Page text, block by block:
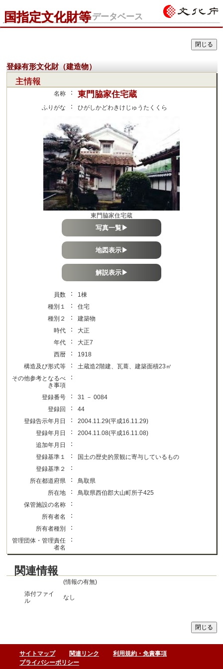
国指定文化財等データベース
登録有形文化財（建造物）
主情報
名称 ： 東門脇家住宅蔵
ふりがな ： ひがしかどわきけじゅうたくくら
東門脇家住宅蔵
写真一覧▶
地図表示▶
解説表示▶
員数 ：
1棟
種別１
：
住宅
種別２
：
建築物
時代
：
大正
年代
：
大正7
西暦
：
1918
構造及び形式等
：
土蔵造2階建、瓦葺、建築面積23㎡
その他参考となるべ
き事項
：
登録番号 ：
31 － 0084
登録回
：
44
登録告示年月日
：
2004.11.29(平成16.11.29)
登録年月日
：
2004.11.08(平成16.11.08)
追加年月日
：
登録基準１ ：
国土の歴史的景観に寄与しているもの
登録基準２
：
所在都道府県 ：
鳥取県
所在地
：
鳥取県西伯郡大山町所子425
保管施設の名称
：
所有者名 ：
所有者種別 ：
管理団体・管理責任
者名
：
関連情報
(情報の有無)
添付ファイ
ル
なし
サイトマップ 関連リンク
利用規約・免責事項
プライバシーポリシー